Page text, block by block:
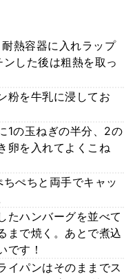
熱容器に入れラップ
した後は粗熱を取っ
粉を牛乳に浸してお
1の玉ねぎの半分、2の
卵を入れてよくこね
ぺちと両手でキャッ
たハンバーグを並べて
まで焼く。あとで煮込
です！
イパンはそのままでス